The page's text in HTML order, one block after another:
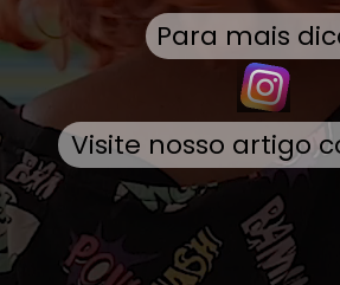
Visite nosso artigo
Para mais